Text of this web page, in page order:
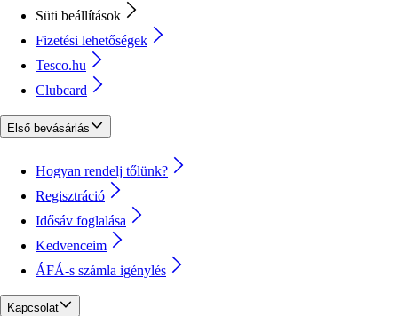
Süti beállítások
Fizetési lehetőségek
Tesco.hu
Clubcard
Első bevásárlás
Hogyan rendelj tőlünk?
Regisztráció
Idősáv foglalása
Kedvenceim
ÁFÁ-s számla igénylés
Kapcsolat